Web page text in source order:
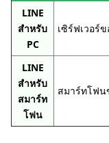
LINE
สำหรับ
PC
เซิร์ฟเวอร์
LINE
สำหรับ
สมาร์ท
โฟน
สมาร์ทโฟน